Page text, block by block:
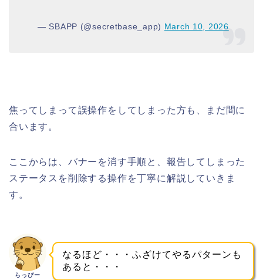
— SBAPP (@secretbase_app) March 10, 2026
焦ってしまって誤操作をしてしまった方も、まだ間に
合います。
ここからは、バナーを消す手順と、報告してしまった
ステータスを削除する操作を丁寧に解説していきま
す。
らっぴー
なるほど・・・ふざけてやるパターンも
あると・・・